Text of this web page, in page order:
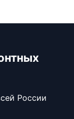
России